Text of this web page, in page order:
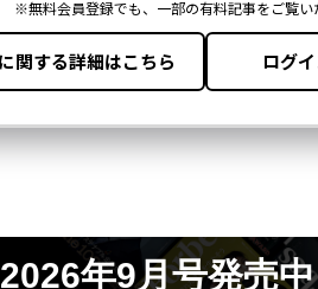
2026年9月号発売中